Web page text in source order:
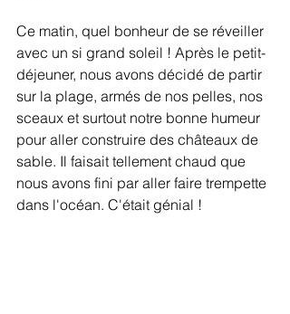
Ce matin, quel bonheur de se réveiller
avec un si grand soleil ! Après le petit-
déjeuner, nous avons décidé de partir
sur la plage, armés de nos pelles, nos
sceaux et surtout notre bonne humeur
pour aller construire des châteaux de
sable. Il faisait tellement chaud que
nous avons fini par aller faire trempette
dans l'océan. C'était génial !